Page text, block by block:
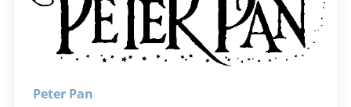
Peter Pan